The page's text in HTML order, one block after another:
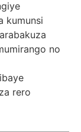
kumunsi
no
rero